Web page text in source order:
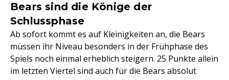
Bears sind die Könige der
Schlussphase
Ab sofort kommt es auf Kleinigkeiten an, die Bears
müssen ihr Niveau besonders in der Frühphase des
Spiels noch einmal erheblich steigern. 25 Punkte allein
im letzten Viertel sind auch für die Bears absolut